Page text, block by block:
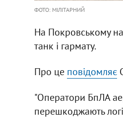
ФОТО: МІЛІТАРНИЙ
На Покровському
танк і гармату.
Про це повідомляє
"Оператори БпЛА
перешкоджають